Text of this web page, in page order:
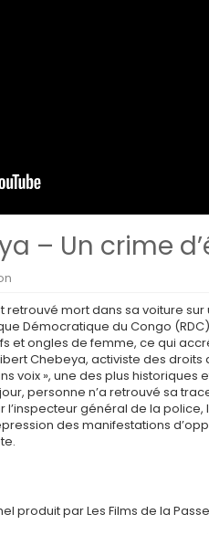
– Un crime
retrouvé mort dans sa voiture
Démocratique du Congo
et ongles de femme, ce qui
Chebeya, activiste des
voix », une des plus historiques
personne n’a retrouvé sa
général de la police,
des manifestations
produit par Les Films de la